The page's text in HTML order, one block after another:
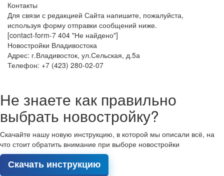
Контакты
Для связи с редакцией Сайта напишите, пожалуйста,
используя форму отправки сообщений ниже.
[contact-form-7 404 "Не найдено"]
Новостройки Владивостока
Адрес: г.Владивосток, ул.Сельская, д.5а
Телефон: +7 (423) 280-02-07
Не знаете как правильно
выбрать новостройку?
Скачайте нашу новую инструкцию, в которой мы описали всё, на
что стоит обратить внимание при выборе новостройки
Скачать инструкцию